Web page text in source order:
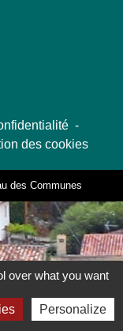
-
des cookies
des Communes
over what you want
Personalize